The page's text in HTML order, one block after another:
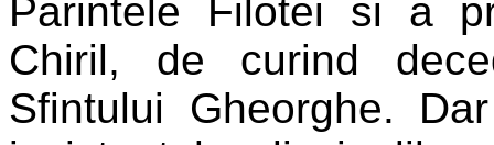
Parintele Filotei si a
Chiril, de curind
Sfintului Gheorghe.